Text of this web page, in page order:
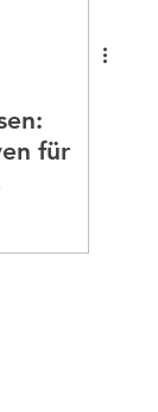
&
für